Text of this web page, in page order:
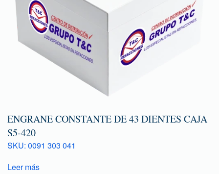
ENGRANE CONSTANTE DE 43 DIENTES CAJA
S5-420
SKU: 0091 303 041
Leer más